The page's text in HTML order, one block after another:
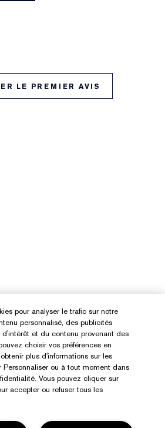
LE PREMIER AVIS
pour analyser le trafic sur notre
personnalisé, des publicités
d'intérêt et du contenu provenant des
choisir vos préférences en
plus d'informations sur les
ou à tout moment dans
Vous pouvez cliquer sur
accepter ou refuser tous les